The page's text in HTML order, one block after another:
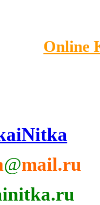
Online
@mail.ru